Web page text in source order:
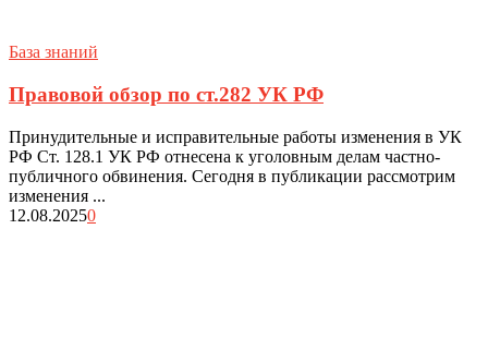
База знаний
Правовой обзор по ст.282 УК РФ
Принудительные и исправительные работы изменения в УК
РФ Ст. 128.1 УК РФ отнесена к уголовным делам частно-
публичного обвинения. Сегодня в публикации рассмотрим
изменения ...
12.08.20250